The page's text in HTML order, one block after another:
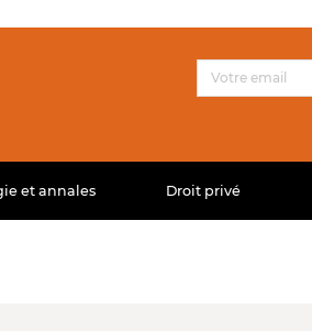
et annales Droit privé